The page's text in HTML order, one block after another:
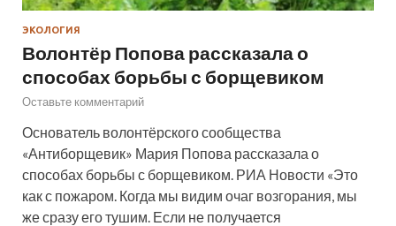
ЭКОЛОГИЯ
Волонтёр Попова рассказала о
способах борьбы с борщевиком
Оставьте комментарий
Основатель волонтёрского сообщества
«Антиборщевик» Мария Попова рассказала о
способах борьбы с борщевиком. РИА Новости «Это
как с пожаром. Когда мы видим очаг возгорания, мы
же сразу его тушим. Если не получается